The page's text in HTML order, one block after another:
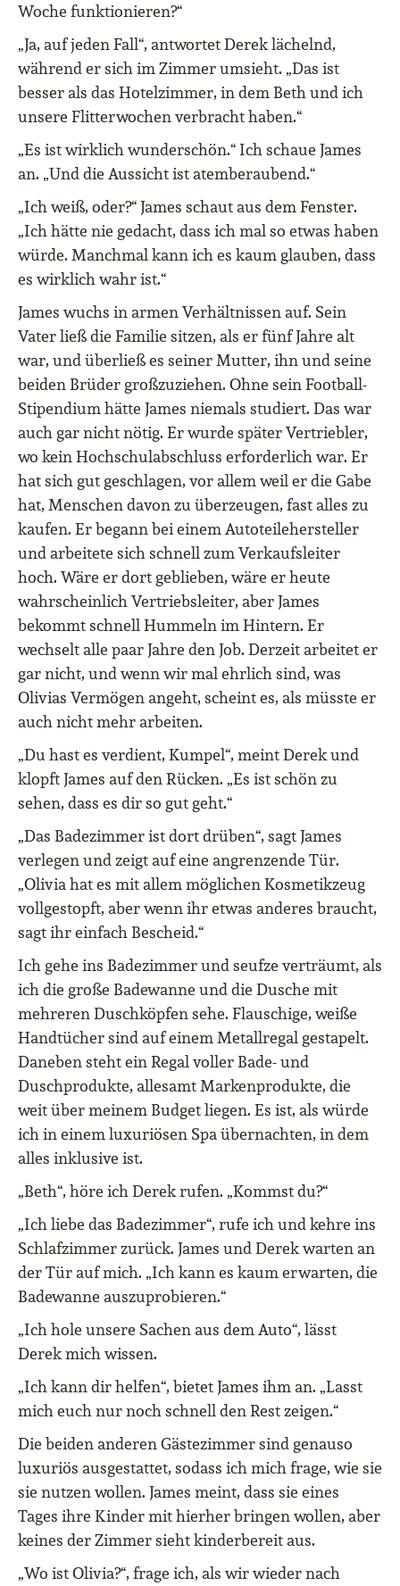
Woche funktionieren?“
„Ja, auf jeden Fall“, antwortet Derek lächelnd,
während er sich im Zimmer umsieht. „Das ist
besser als das Hotelzimmer, in dem Beth und ich
unsere Flitterwochen verbracht haben.“
„Es ist wirklich wunderschön.“ Ich schaue James
an. „Und die Aussicht ist atemberaubend.“
„Ich weiß, oder?“ James schaut aus dem Fenster.
„Ich hätte nie gedacht, dass ich mal so etwas haben
würde. Manchmal kann ich es kaum glauben, dass
es wirklich wahr ist.“
James wuchs in armen Verhältnissen auf. Sein
Vater ließ die Familie sitzen, als er fünf Jahre alt
war, und überließ es seiner Mutter, ihn und seine
beiden Brüder großzuziehen. Ohne sein Football-
Stipendium hätte James niemals studiert. Das war
auch gar nicht nötig. Er wurde später Vertriebler,
wo kein Hochschulabschluss erforderlich war. Er
hat sich gut geschlagen, vor allem weil er die Gabe
hat, Menschen davon zu überzeugen, fast alles zu
kaufen. Er begann bei einem Autoteilehersteller
und arbeitete sich schnell zum Verkaufsleiter
hoch. Wäre er dort geblieben, wäre er heute
wahrscheinlich Vertriebsleiter, aber James
bekommt schnell Hummeln im Hintern. Er
wechselt alle paar Jahre den Job. Derzeit arbeitet er
gar nicht, und wenn wir mal ehrlich sind, was
Olivias Vermögen angeht, scheint es, als müsste er
auch nicht mehr arbeiten.
„Du hast es verdient, Kumpel“, meint Derek und
klopft James auf den Rücken. „Es ist schön zu
sehen, dass es dir so gut geht.“
„Das Badezimmer ist dort drüben“, sagt James
verlegen und zeigt auf eine angrenzende Tür.
„Olivia hat es mit allem möglichen Kosmetikzeug
vollgestopft, aber wenn ihr etwas anderes braucht,
sagt ihr einfach Bescheid.“
Ich gehe ins Badezimmer und seufze verträumt, als
ich die große Badewanne und die Dusche mit
mehreren Duschköpfen sehe. Flauschige, weiße
Handtücher sind auf einem Metallregal gestapelt.
Daneben steht ein Regal voller Bade- und
Duschprodukte, allesamt Markenprodukte, die
weit über meinem Budget liegen. Es ist, als würde
ich in einem luxuriösen Spa übernachten, in dem
alles inklusive ist.
„Beth“, höre ich Derek rufen. „Kommst du?“
„Ich liebe das Badezimmer“, rufe ich und kehre ins
Schlafzimmer zurück. James und Derek warten an
der Tür auf mich. „Ich kann es kaum erwarten, die
Badewanne auszuprobieren.“
„Ich hole unsere Sachen aus dem Auto“, lässt
Derek mich wissen.
„Ich kann dir helfen“, bietet James ihm an. „Lasst
mich euch nur noch schnell den Rest zeigen.“
Die beiden anderen Gästezimmer sind genauso
luxuriös ausgestattet, sodass ich mich frage, wie sie
sie nutzen wollen. James meint, dass sie eines
Tages ihre Kinder mit hierher bringen wollen, aber
keines der Zimmer sieht kinderbereit aus.
„Wo ist Olivia?“, frage ich, als wir wieder nach